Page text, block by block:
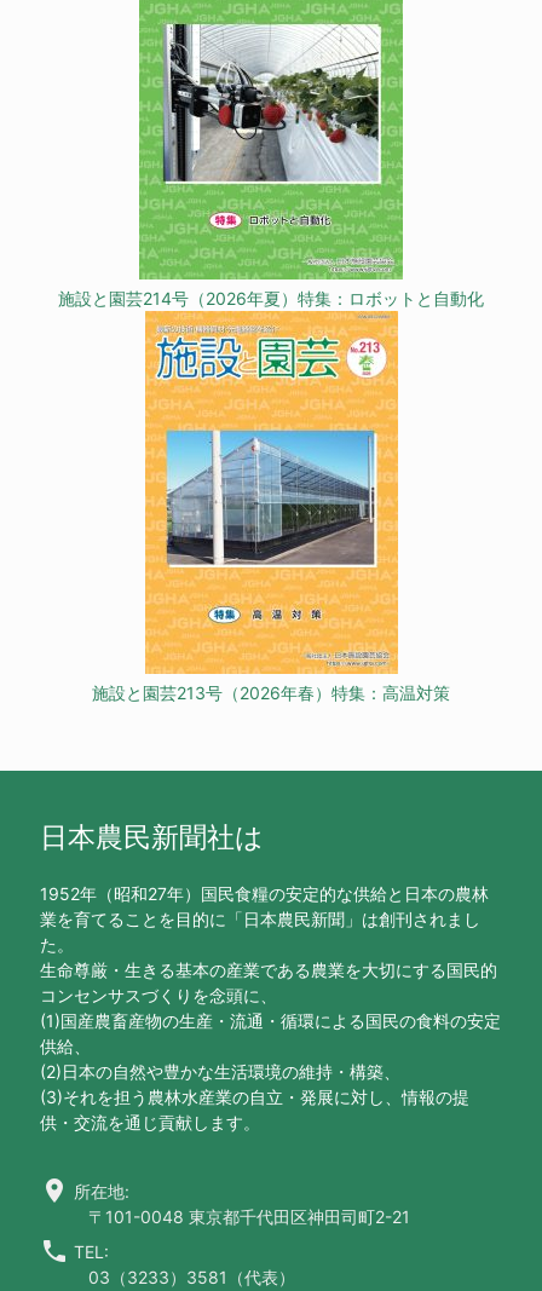
施設と園芸214号（2026年夏）特集：ロボットと自動化
施設と園芸213号（2026年春）特集：高温対策
日本農民新聞社は
1952年（昭和27年）国民食糧の安定的な供給と日本の農林
業を育てることを目的に「日本農民新聞」は創刊されまし
た。
生命尊厳・生きる基本の産業である農業を大切にする国民的
コンセンサスづくりを念頭に、
(1)国産農畜産物の生産・流通・循環による国民の食料の安定
供給、
(2)日本の自然や豊かな生活環境の維持・構築、
(3)それを担う農林水産業の自立・発展に対し、情報の提
供・交流を通じ貢献します。
location_on 所在地:
〒101-0048 東京都千代田区神田司町2-21
call TEL:
03（3233）3581（代表）